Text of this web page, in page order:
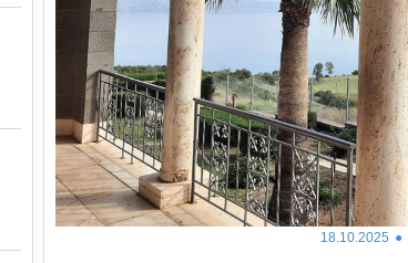
18.10.2025